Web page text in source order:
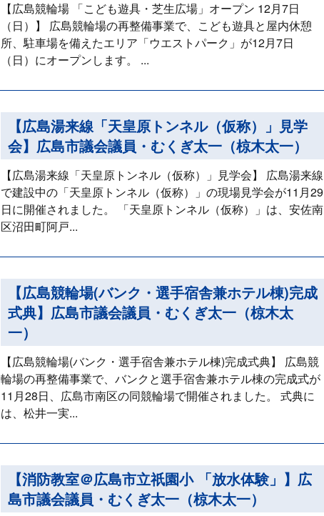
【広島競輪場 「こども遊具・芝生広場」オープン 12月7日
（日）】 広島競輪場の再整備事業で、こども遊具と屋内休憩
所、駐車場を備えたエリア「ウエストパーク」が12月7日
（日）にオープンします。 ...
【広島湯来線「天皇原トンネル（仮称）」見学
会】広島市議会議員・むくぎ太一（椋木太一）
【広島湯来線「天皇原トンネル（仮称）」見学会】 広島湯来線
で建設中の「天皇原トンネル（仮称）」の現場見学会が11月29
日に開催されました。 「天皇原トンネル（仮称）」は、安佐南
区沼田町阿戸...
【広島競輪場(バンク・選手宿舎兼ホテル棟)完成
式典】広島市議会議員・むくぎ太一（椋木太
一）
【広島競輪場(バンク・選手宿舎兼ホテル棟)完成式典】 広島競
輪場の再整備事業で、バンクと選手宿舎兼ホテル棟の完成式が
11月28日、広島市南区の同競輪場で開催されました。 式典に
は、松井一実...
【消防教室＠広島市立祇園小 「放水体験」】広
島市議会議員・むくぎ太一（椋木太一）